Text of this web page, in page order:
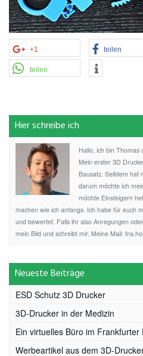
+1 teilen
teilen
Hier schreibe ich
Hallo, ich bin Thomas
Mein erster 3D
Bausatz. Seitdem hat
darum möchte ich
möchte Einsteigern
machen wie ich anfangs. Ich habe für euch
und bewertet. Falls ihr also Anregungen
mein Bild und schreibt mir. Meine Mail:
Neueste Beiträge
ESD Schutz 3D Drucker
3D-Drucker in der Medizin
Ein virtuelles Büro im Frankfurter
Werbeartikel aus dem 3D-